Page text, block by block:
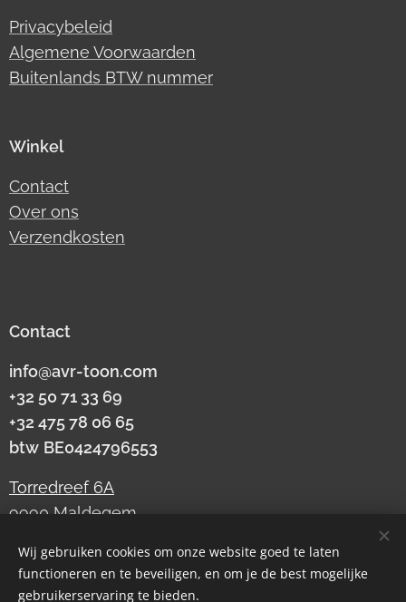
Privacybeleid
Algemene Voorwaarden
Buitenlands BTW nummer
Winkel
Contact
Over ons
Verzendkosten
Contact
info@avr-toon.com
+32 50 71 33 69
+32 475 78 06 65
btw BE0424796553
Torredreef 6A
9990 Maldegem
Cookies
Wij gebruiken cookies om onze website goed te laten
functioneren en te beveiligen, en om je de best mogelijke
gebruikerservaring te bieden.